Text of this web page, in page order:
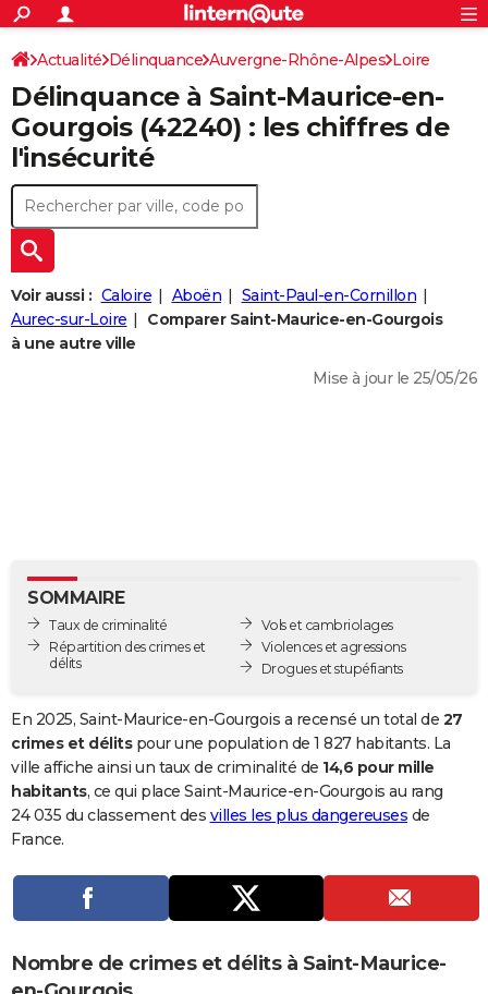
ACTUALITÉS
Politique
Société
Faits Divers
Education
Monde
Villes
+
SPORT
Coupe du monde 2026
Football
Tennis
Cyclisme
Rugby
Forum
Programme TV
TNT
Streaming
Cinéma
Sorties cinéma
Musique
+FINANCE
Retraite
Impôts
Epargne
Immobilier
Risques naturels par ville
Banque
Assurance
CréditAUTO
Essais
Réserver un essai
Citadines
Berlines
SUV
Forum auto
+HIGH-TECH
Mobiles
Meilleur smartphone
Internet
Ordinateurs
Jeux vidéo
Guide high-tech
+
BRICOLAGE
Forum
Aménagement intérieur
Extérieur
Cuisine
Salle de bains
Jardinage
Rangement
+WEEK-END
BONS PLANS
CARTE DE VOEUX
Dictionnaire
Biographies
Citations
Expressions
Proverbes
PROGRAMME TV
S'inscrire
Se connecter
Lycées
Collèges
Primaires
Universités
Entreprises
Service militaire
Avis de recherche
AVIS DE DÉCÈS
Rechercher
S'inscrire
Connexion
Actualité Délinquance Auvergne-Rhône-Alpes Loire
Saint-Maurice-en-Gourgois
Délinquance à Saint-Maurice-en-
Gourgois(42240) : les chiffres de
l'insécurité
Voir aussi : Caloire Aboën
Saint-Paul-en-Cornillon
Aurec-sur-Loire
Comparer Saint-Maurice-en-Gourgois
à une autre ville
Mise à jour le 25/05/26
SOMMAIRE
Taux de criminalité
Répartition des crimes et
délits
Vols et cambriolages
Violences et agressions
Drogues et stupéfiants
En 2025, Saint-Maurice-en-Gourgois a recensé un total de 27
crimes et délitspour une population de 1 827 habitants. La
ville affiche ainsi un taux de criminalité de 14,6 pour mille
habitants, ce qui place Saint-Maurice-en-Gourgois au rang
24 035 du classement des villes les plus dangereuses de
France.
Nombre de crimes et délits à Saint-Maurice-